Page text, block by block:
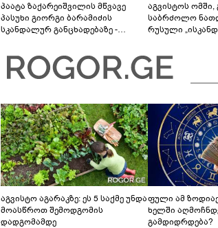
პაატა ზაქარეიშვილის მწვავე
პასუხი გიორგი ბარამიძის
სკანდალურ განცხადებაზე -
გადმოვასვენე... ბარამიძე კი
ტყუის"
აგვისტოს ომში,
საბრძოლო
რუსული
აგვისტო აგარაკზე: ეს 5 საქმე უნდა
მოასწროთ შემოდგომის
დადგომამდე
ფული ამ
ხელში
გამდიდრდება?